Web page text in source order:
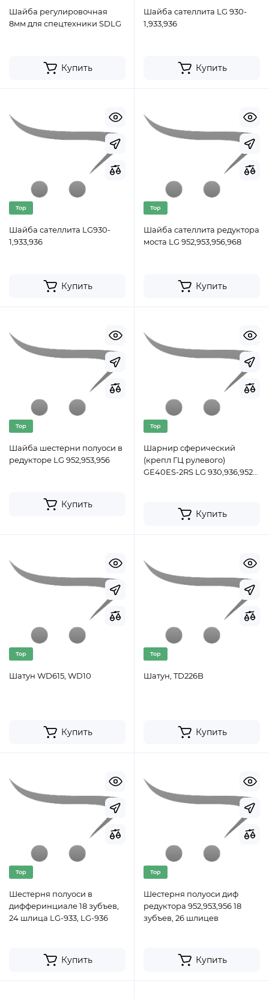
Шайба регулировочная
8мм для спецтехники SDLG
Купить
Шайба сателлита LG 930-
1,933,936
Купить
Top
Шайба сателлита LG930-
1,933,936
Купить
Top
Шайба сателлита редуктора
моста LG 952,953,956,968
Купить
Top
Шайба шестерни полуоси в
редукторе LG 952,953,956
Купить
Top
Шарнир сферический
(крепл ГЦ рулевого)
GE40ES-2RS LG 930,936,952
Купить
Top
Шатун WD615, WD10
Купить
Top
Шатун, TD226B
Купить
Top
Шестерня полуоси в
дифферинциале 18 зубъев,
24 шлица LG-933, LG-936
Купить
Top
Шестерня полуоси диф
редуктора 952,953,956 18
зубъев, 26 шлицев
Купить